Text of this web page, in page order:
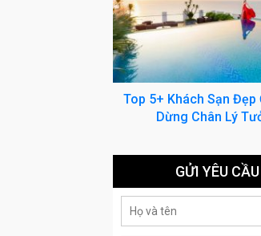
Top 5+ Khách Sạn
Dừng Chân Lý
GỬI YÊU